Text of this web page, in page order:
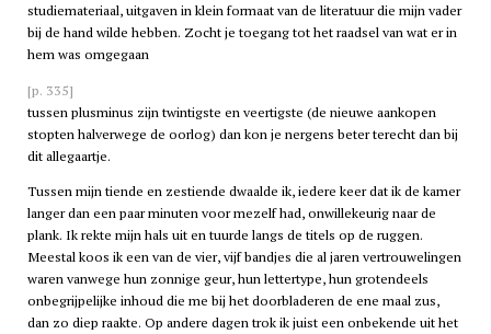
studiemateriaal, uitgaven in klein formaat van de literatuur die mijn vader
bij de hand wilde hebben. Zocht je toegang tot het raadsel van wat er in
hem was omgegaan
[p. 335]
tussen plusminus zijn twintigste en veertigste (de nieuwe aankopen
stopten halverwege de oorlog) dan kon je nergens beter terecht dan bij
dit allegaartje.
Tussen mijn tiende en zestiende dwaalde ik, iedere keer dat ik de kamer
langer dan een paar minuten voor mezelf had, onwillekeurig naar de
plank. Ik rekte mijn hals uit en tuurde langs de titels op de ruggen.
Meestal koos ik een van de vier, vijf bandjes die al jaren vertrouwelingen
waren vanwege hun zonnige geur, hun lettertype, hun grotendeels
onbegrijpelijke inhoud die me bij het doorbladeren de ene maal zus,
dan zo diep raakte. Op andere dagen trok ik juist een onbekende uit het